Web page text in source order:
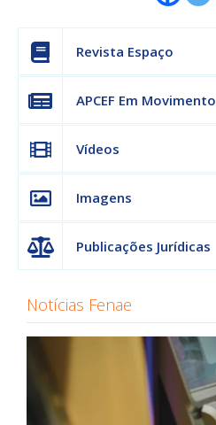
Revista Espaço
APCEF Em Movimento
Vídeos
Imagens
Publicações Jurídicas
Notícias Fenae